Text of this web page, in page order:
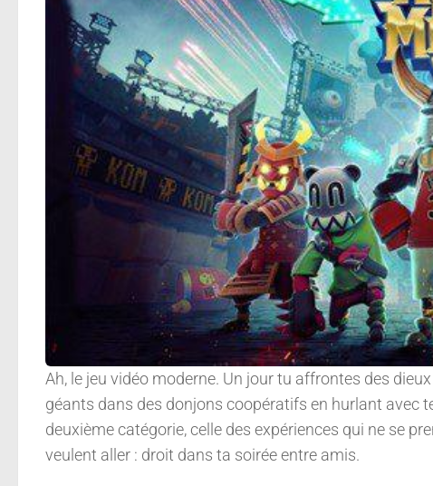
Ah, le jeu vidéo moderne. Un jour tu affrontes des
géants dans des donjons coopératifs en hurlant avec
deuxième catégorie, celle des expériences qui ne se
veulent aller : droit dans ta soirée entre amis.